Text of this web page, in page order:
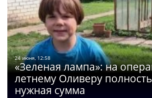
24 июня, 12:58
«Зеленая лампа»: на
летнему Оливеру
нужная сумма